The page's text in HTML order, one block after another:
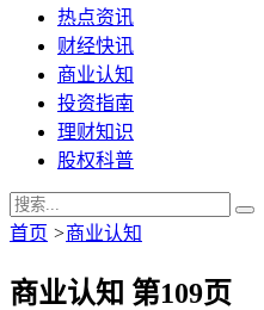
热点资讯
财经快讯
商业认知
投资指南
理财知识
股权科普
首页 >商业认知
商业认知 第109页